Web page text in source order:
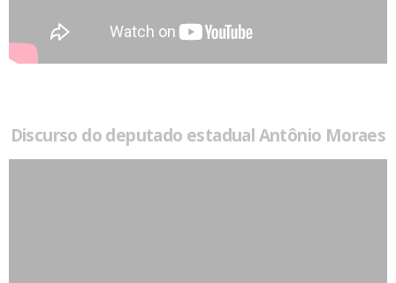
Discurso do deputado estadual Antônio Moraes